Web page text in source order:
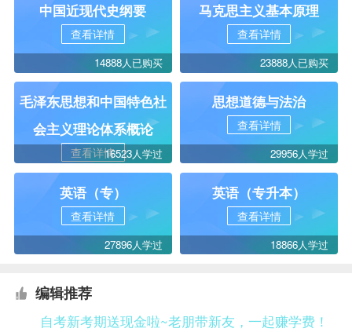
中国近现代史纲要
查看详情
14888人已购买
马克思主义基本原理
查看详情
23888人已购买
毛泽东思想和中国特色社
会主义理论体系概论
查看详情16523人学过
思想道德与法治
查看详情
29956人学过
英语（专）
查看详情
27896人学过
英语（专升本）
查看详情
18866人学过
编辑推荐
自考新考期送现金啦~老朋带新友，一起赚学费！